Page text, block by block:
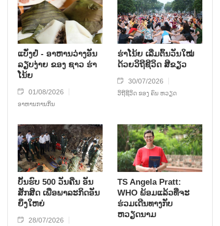
ແບັ໋ງຢໍ່ - ອາຫານວ່າງອັນ
ລຽບງ່າຍ ຂອງ ຊາວ ຮ່າ
ໂນ້ຍ
01/08/2026
ອາຫານການກິນ
ຮ່າໂນ້ຍ ເລີ່ມຕົ້ນວັນໃໝ່
ດ້ວຍວິຖີຊີວິດ ສີຂຽວ
30/07/2026
ວິຖີຊີວິດ ຂອງ ຄົນ ຫວຽດ
ບັ້ນຮົບ 500 ວັນຄືນ ອັນ
ສັກສິດ ເພື່ອພາລະກິດອັນ
ຍິ່ງໃຫຍ່
28/07/2026
TS Angela Pratt:
WHO ພ້ອມແລ້ວທີ່ຈະ
ຮ່ວມເດີນທາງກັບ
ຫວຽດນາມ